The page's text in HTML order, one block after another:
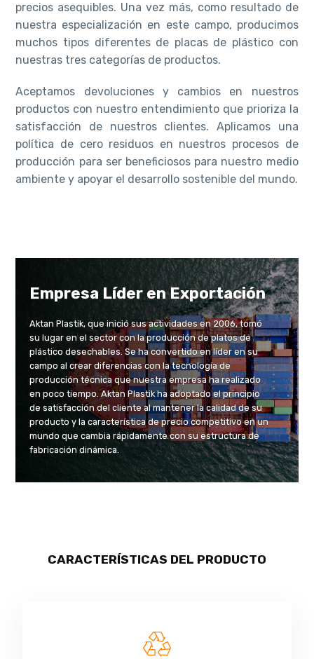
precios asequibles. Una vez más, como resultado de
nuestra especialización en este campo, producimos
muchos tipos diferentes de placas de plástico con
nuestras tres categorías de productos.
Aceptamos devoluciones y cambios en nuestros
productos con nuestro entendimiento que prioriza la
satisfacción de nuestros clientes. Aplicamos una
política de cero residuos en nuestros procesos de
producción para ser beneficiosos para nuestro medio
ambiente y apoyar el desarrollo sostenible del mundo.
Empresa Líder en Exportación
Aktan Plastik, que inició sus actividades en 2006, tomó
su lugar en el sector con la producción de platos de
plástico desechables. Se ha convertido en líder en su
campo al crear diferencias con la tecnología de
producción técnica que nuestra empresa ha realizado
en poco tiempo. Aktan Plastik ha adoptado el principio
de satisfacción del cliente al mantener la calidad de su
producto y la característica de precio competitivo en un
mundo que cambia rápidamente con su estructura de
fabricación dinámica.
CARACTERÍSTICAS DEL PRODUCTO